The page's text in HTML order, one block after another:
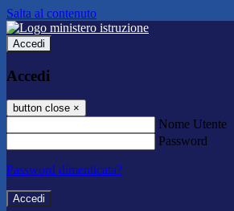
Salta al contenuto
Accedi
Accedi
button close ×
Nome Utente
Password
Password dimenticata?